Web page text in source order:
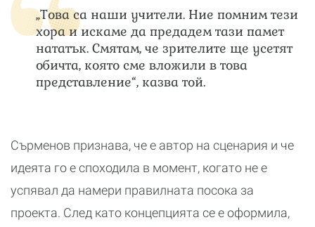
„Това са наши учители. Ние помним тези
хора и искаме да предадем тази памет
нататък. Смятам, че зрителите ще усетят
обичта, която сме вложили в това
представление“, казва той.
Сърменов признава, че е автор на сценария и че
идеята го е споходила в момент, когато не е
успявал да намери правилната посока за
проекта. След като концепцията се е оформила,